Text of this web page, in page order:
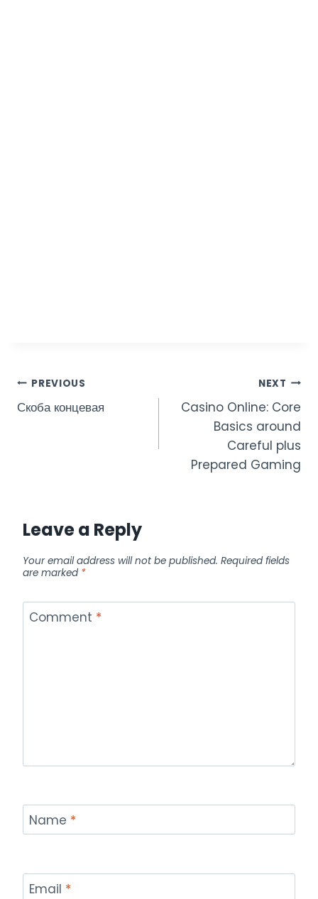
Post
navigation
PREVIOUS
Скоба концевая
NEXT
Casino Online: Core
Basics around
Careful plus
Prepared Gaming
Leave a Reply
Your email address will not be published. Required fields
are marked *
Comment *
Name *
Email *